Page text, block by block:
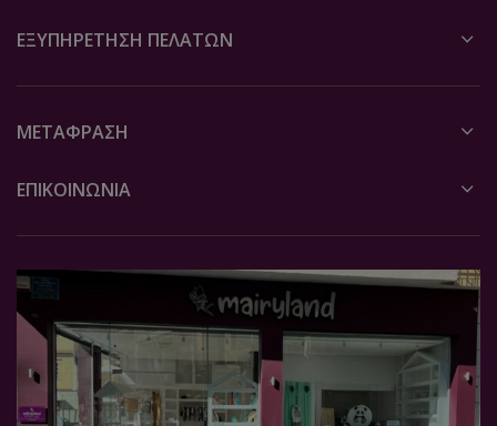
ΕΞΥΠΗΡΈΤΗΣΗ ΠΕΛΑΤΏΝ
ΜΕΤΆΦΡΑΣΗ
ΕΠΙΚΟΙΝΩΝΙΑ